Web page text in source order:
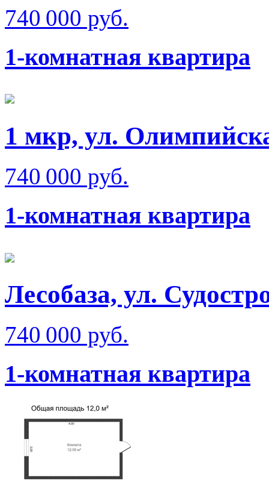
740 000 руб.
1-комнатная квартира
1 мкр, ул.
740 000 руб.
1-комнатная квартира
Лесобаза, ул.
740 000 руб.
1-комнатная квартира